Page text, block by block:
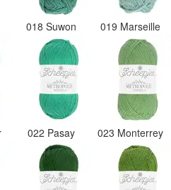
018 Suwon 019 Marseille
022 Pasay 023 Monterrey